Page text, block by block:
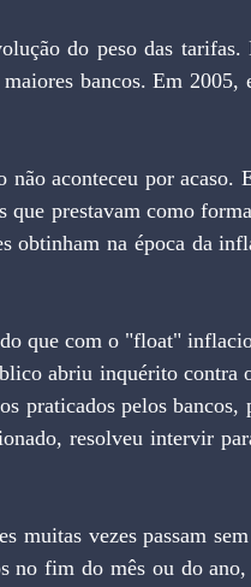
bancos. Em 2005,
não aconteceu por acaso.
prestavam como
obtinham na época da
abriu inquérito
praticados pelos bancos,
resolveu intervir
no fim do mês ou do